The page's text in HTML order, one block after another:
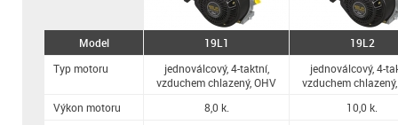
Model
Typ motoru
Výkon motoru
19L1
19L2
jednoválcový, 4-taktní,
vzduchem chlazený, OHV
jednoválcový, 4-
vzduchem
8,0 k.
10,0 k.